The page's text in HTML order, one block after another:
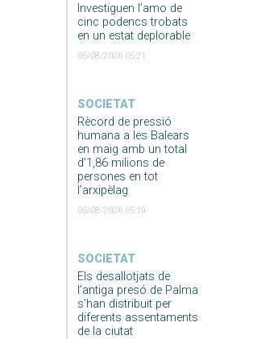
Investiguen l’amo de
cinc podencs trobats
en un estat deplorable
05/08/2026 05:21
SOCIETAT
Rècord de pressió
humana a les Balears
en maig amb un total
d’1,86 milions de
persones en tot
l’arxipèlag
05/08/2026 05:19
SOCIETAT
Els desallotjats de
l’antiga presó de Palma
s’han distribuit per
diferents assentaments
de la ciutat